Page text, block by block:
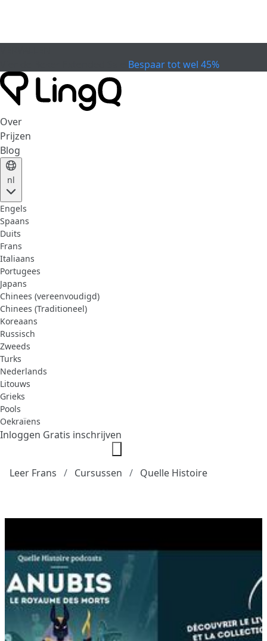
Bespaar tot wel 45%
Over
Prijzen
Blog
nl
Engels
Spaans
Duits
Frans
Italiaans
Portugees
Japans
Chinees (vereenvoudigd)
Chinees (Traditioneel)
Koreaans
Russisch
Zweeds
Turks
Nederlands
Litouws
Grieks
Pools
Oekraïens
Inloggen Gratis inschrijven
Leer Frans Cursussen Quelle Histoire